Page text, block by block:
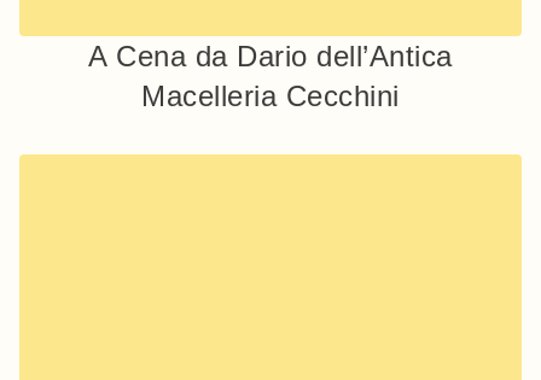
A Cena da Dario dell’Antica
Macelleria Cecchini